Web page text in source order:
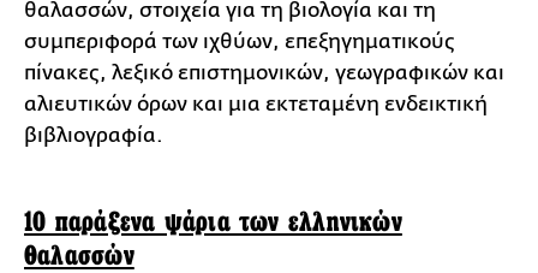
θαλασσών, στοιχεία για τη βιολογία και τη
συμπεριφορά των ιχθύων, επεξηγηματικούς
πίνακες, λεξικό επιστημονικών, γεωγραφικών και
αλιευτικών όρων και μια εκτεταμένη ενδεικτική
βιβλιογραφία.
10 παράξενα ψάρια των ελληνικών
θαλασσών